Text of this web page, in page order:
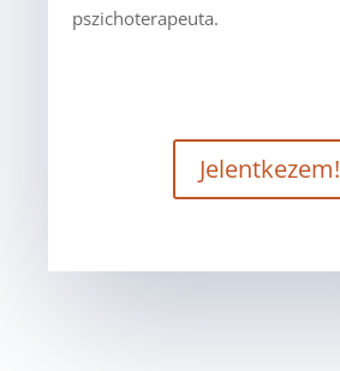
pszichoterapeuta.
Jelentkezem!